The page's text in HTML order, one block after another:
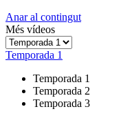
Anar al contingut
Més vídeos
Temporada 1
Temporada 1
Temporada 2
Temporada 3